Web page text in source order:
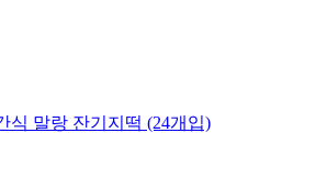
식 말랑 잔기지떡 (24개입)